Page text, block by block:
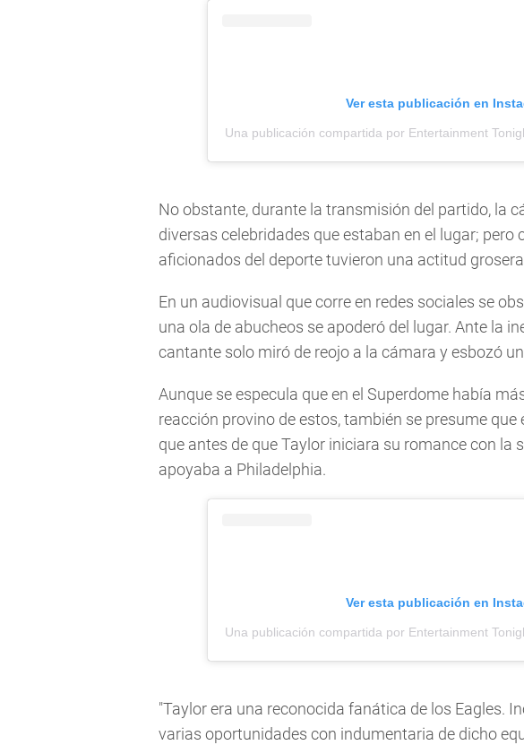
Ver esta publicación en
Una publicación compartida por Entertainment
No obstante, durante la transmisión del partido, la
diversas celebridades que estaban en el lugar; pero
aficionados del deporte tuvieron una actitud
En un audiovisual que corre en redes sociales se
una ola de abucheos se apoderó del lugar. Ante la
cantante solo miró de reojo a la cámara y esbozó
Aunque se especula que en el Superdome había
reacción provino de estos, también se presume que
que antes de que Taylor iniciara su romance con la
apoyaba a Philadelphia.
Ver esta publicación en
Una publicación compartida por Entertainment
"Taylor era una reconocida fanática de los Eagles.
varias oportunidades con indumentaria de dicho